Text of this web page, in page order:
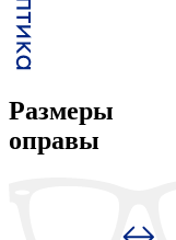
Размеры
оправы